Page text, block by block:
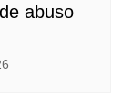
abuso